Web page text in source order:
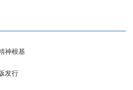
神根基
发行